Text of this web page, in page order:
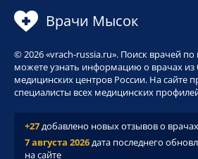
Врачи Мысок
© 2026 «vrach-russia.ru». Поиск врачей по
можете узнать информацию о врачах
медицинских центров России. На сайте
специалисты всех медицинских
+27добавлено новых отзывов о
7 августа 2026дата последнего
на сайте